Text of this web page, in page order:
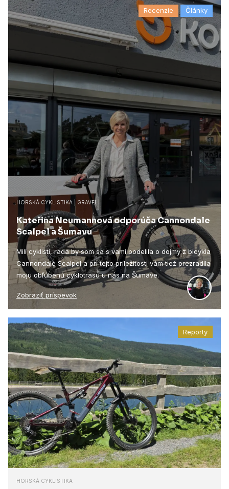
Recenzie Články
HORSKÁ CYKLISTIKA | GRAVEL
Kateřina Neumannová odporúča Cannondale
Scalpel a Šumavu
Milí cyklisti, rada by som sa s vami podelila o dojmy z bicykla
Cannondale Scalpel a pri tejto príležitosti vám tiež prezradila
moju obľúbenú cyklotrasu u nás na Šumave.
Zobraziť príspevok
Reporty
HORSKÁ CYKLISTIKA